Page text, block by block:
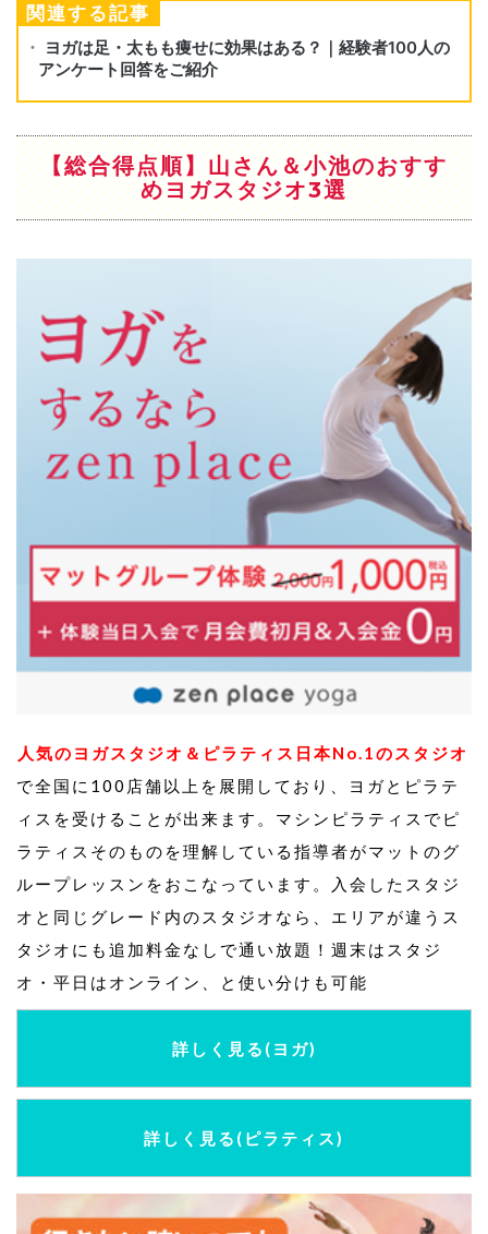
関連する記事
【総合得点順】山さん＆小池のおすす
めヨガスタジオ3選
人気のヨガスタジオ＆ピラティス日本No.1のスタジオ
で全国に100店舗以上を展開しており、ヨガとピラテ
ィスを受けることが出来ます。マシンピラティスでピ
ラティスそのものを理解している指導者がマットのグ
ループレッスンをおこなっています。入会したスタジ
オと同じグレード内のスタジオなら、エリアが違うス
タジオにも追加料金なしで通い放題！週末はスタジ
オ・平日はオンライン、と使い分けも可能
詳しく見る(ヨガ)
詳しく見る(ピラティス)